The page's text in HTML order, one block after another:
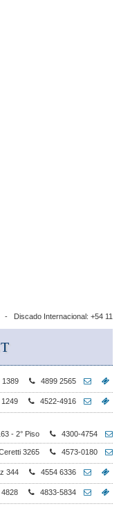
- Discado Internacional: +54 11
1389 4899 2565
1249 4522-4916
- 2° Piso 4300-4754
3265 4573-0180
344 4554 6336
4833-5834